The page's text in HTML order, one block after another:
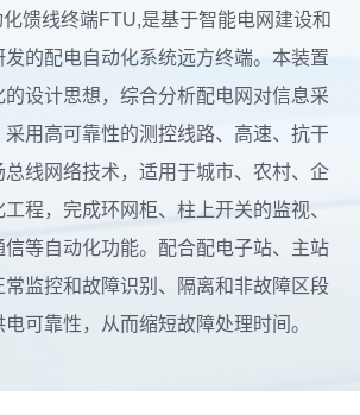
馈线终端FTU,是基于智能电网建设和
的配电自动化系统远方终端。本装置
设计思想，综合分析配电网对信息采
用高可靠性的测控线路、高速、抗干
线网络技术，适用于城市、农村、企
程，完成环网柜、柱上开关的监视、
等自动化功能。配合配电子站、主站
常监控和故障识别、隔离和非故障区段
可靠性，从而缩短故障处理时间。